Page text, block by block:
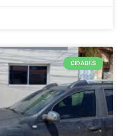
CIDADES